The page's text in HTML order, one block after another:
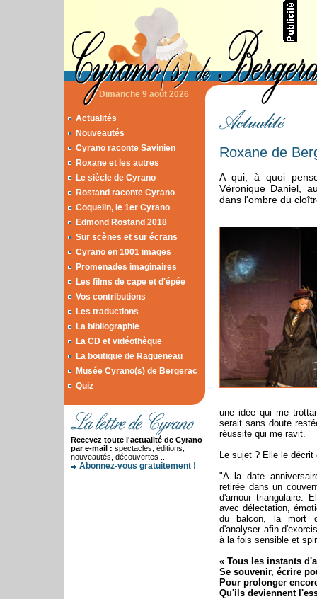
Dimanche 9 août 2026
Actualités
Nouveautés
Cyrano raconte Savinien
Roxane et les autres
Le siècle de Cyrano
Rostand raconte Cyrano
Coquelin, le 1er Cyrano
Edmond Rostand 2018
Sur scènes et sur écrans
Cyrano en 1001 images
Promenades imaginaires
Les films de cape et d'épée
Vos contributions
Les traductions
La bibliographie
La CD et vidéothèque
La boutique de Ragueneau
Musée Cyrano(s) de Bergerac
Quiz
Recevez toute l'actualité de Cyrano
par e-mail : spectacles, éditions,
nouveautés, découvertes ...
Abonnez-vous gratuitement !
Roxane de
A qui, à quoi
Véronique Daniel,
dans l'ombre du
une idée qui me
serait sans doute
réussite qui me ravit.
Le sujet ? Elle le
"A la date
retirée dans un
d'amour triangulaire.
avec délectation,
du balcon, la mort
d'analyser afin
à la fois sensible et
« Tous les instants
Se souvenir, écrire
Pour prolonger
Qu'ils deviennent